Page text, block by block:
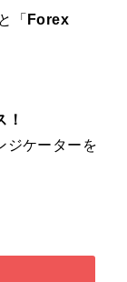
「 Forex
！
ジケーターを